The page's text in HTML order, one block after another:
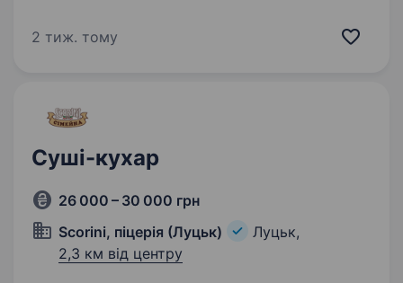
в команді відповідальна, працьовита,
2 тиж. тому
Суші-кухар
26 000 – 30 000 грн
Scorini, піцерія (Луцьк)
Луцьк,
2,3 км від центру